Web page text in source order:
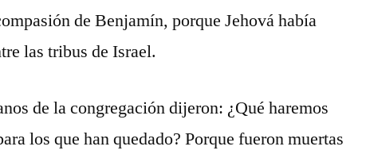
de Benjamín, porque Jehová había
las tribus de Israel.
de la congregación dijeron: ¿Qué haremos
los que han quedado? Porque fueron muertas